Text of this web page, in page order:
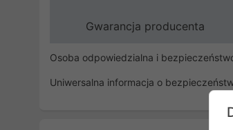
Gwarancja producenta
Osoba odpowiedzialna i
Uniwersalna informacja o